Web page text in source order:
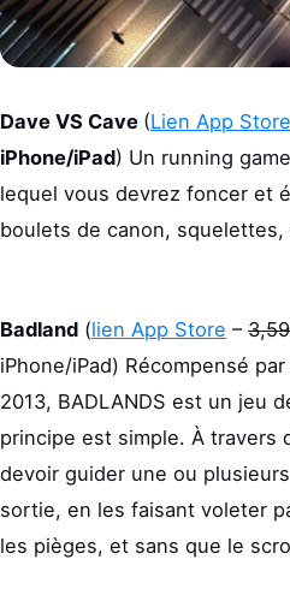
Dave VS Cave (Lien App Store
iPhone/iPad) Un running
lequel vous devrez foncer et
boulets de canon,
Badland (lien App Store –
iPhone/iPad) Récompensé
2013, BADLANDS est un jeu
principe est simple. À travers
devoir guider une ou
sortie, en les faisant voleter
les pièges, et sans que le